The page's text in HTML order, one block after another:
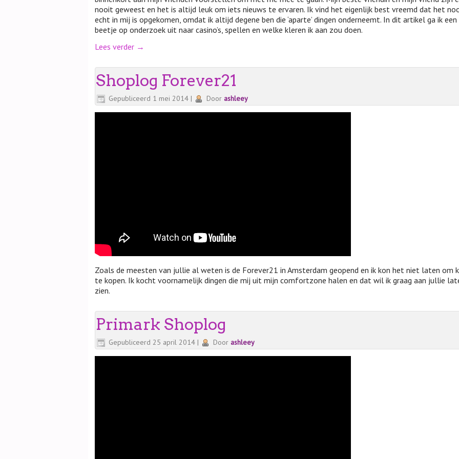
nooit geweest en het is altijd leuk om iets nieuws te ervaren. Ik vind het eigenlijk best vreemd dat het
echt in mij is opgekomen, omdat ik altijd degene ben die ‘aparte’ dingen onderneemt. In dit artikel ga ik een
beetje op onderzoek uit naar casino’s, spellen en welke kleren ik aan zou doen.
Lees verder →
Shoplog Forever21
Gepubliceerd 1 mei 2014 | Door ashleey
Zoals de meesten van jullie al weten is de Forever21 in Amsterdam geopend en ik kon het niet laten om
te kopen. Ik kocht voornamelijk dingen die mij uit mijn comfortzone halen en dat wil ik graag aan jullie
zien.
Primark Shoplog
Gepubliceerd 25 april 2014 | Door ashleey